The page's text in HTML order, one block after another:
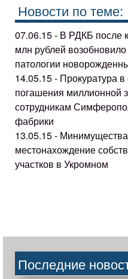
Новости по теме:
07.06.15 - В РДКБ после
млн рублей
патологии
14.05.15 - Прокуратура
погашения миллионной
сотрудникам
фабрики
13.05.15 -
местонахождение
участков в Укромном
Последние